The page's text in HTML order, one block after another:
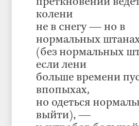
колени
не в снегу — но в
нормальных
(без нормальных
если лени
больше времени
впопыхах,
но одеться
выйти), —